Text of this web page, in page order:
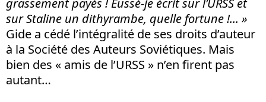
grassement payés ! Eussé-je écrit sur l’URSS et
sur Staline un dithyrambe, quelle fortune !... »
Gide a cédé l’intégralité de ses droits d’auteur
à la Société des Auteurs Soviétiques. Mais
bien des « amis de l’URSS » n’en firent pas
autant…